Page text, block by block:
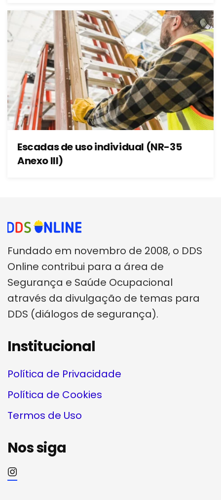
Escadas de uso individual (NR-35
Anexo III)
Fundado em novembro de 2008, o DDS
Online contribui para a área de
Segurança e Saúde Ocupacional
através da divulgação de temas para
DDS (diálogos de segurança).
Institucional
Política de Privacidade
Política de Cookies
Termos de Uso
Nos siga